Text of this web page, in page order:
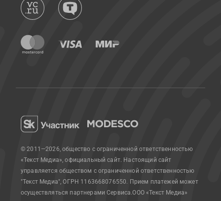
© 2011—2026, общество с ограниченной ответственностью
«Текст Медиа», официальный сайт. Настоящий сайт
управляется обществом с ограниченной ответственностью
"Текст Медиа", ОГРН 1163668076550. Прием платежей может
осуществляться партнерами Сервиса.ООО «Текст Медиа»